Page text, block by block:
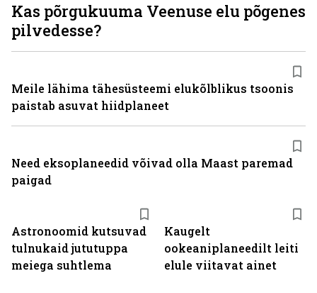
Astronoomid kutsuvad
tulnukaid jututuppa
meiega suhtlema
Kaugelt
ookeaniplaneedilt leiti
elule viitavat ainet
Kas põrgukuuma Veenuse elu põgenes
pilvedesse?
Meile lähima tähesüsteemi elukõlblikus tsoonis
paistab asuvat hiidplaneet
Need eksoplaneedid võivad olla Maast paremad
paigad